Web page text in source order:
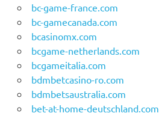
bc-game-france.com
bc-gamecanada.com
bcasinomx.com
bcgame-netherlands.com
bcgameitalia.com
bdmbetcasino-ro.com
bdmbetsaustralia.com
bet-at-home-deutschland.com